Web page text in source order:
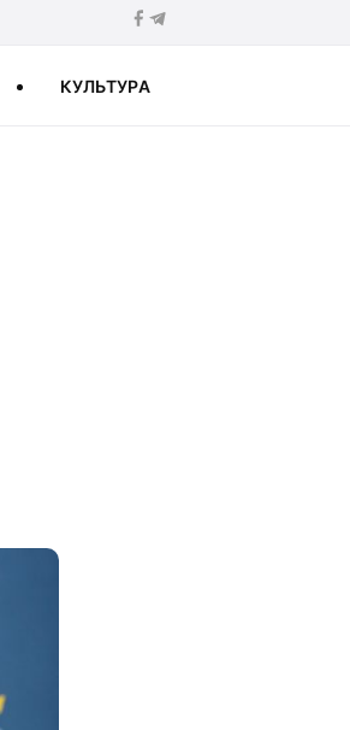
КУЛЬТУРА